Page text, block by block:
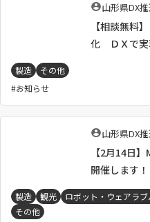
執
者
：
山形県DX
【相談無料
化 ＤＸで実
製造
その他
お知らせ
執
者
：
山形県DX
【2月14日
開催します！
製造 観光
ロボット・ウェアラブ
その他